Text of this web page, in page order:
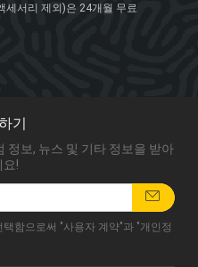
세서리 제외)은 24개월 무료
기
정보, 뉴스 및 기타 정보을 받아
요!
택함으로써 "사용자 계약"과 "개인정